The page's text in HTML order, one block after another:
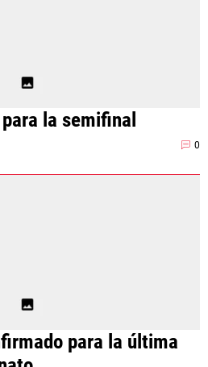
la semifinal
0
para la última